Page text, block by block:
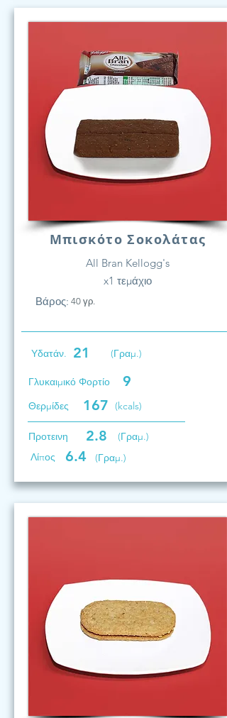
Μπισκότο Σοκολάτας
All Bran Kellogg's
x1 τεμάχιο
Βάρος: 40 γρ.
Υδατάν. 21 (Γραμ.)
Γλυκαιμικό Φορτίο 9
Θερμίδες 167 (kcals)
Προτεινη 2.8
(Γραμ.)
Λίπος
6.4 (Γραμ.)